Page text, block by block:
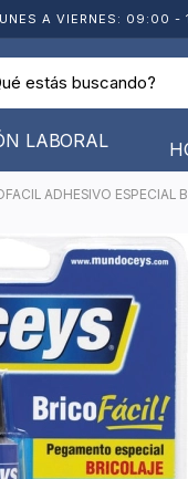
A VIERNES: 09:00 -
LABORAL
ADHESIVO ESPECIAL